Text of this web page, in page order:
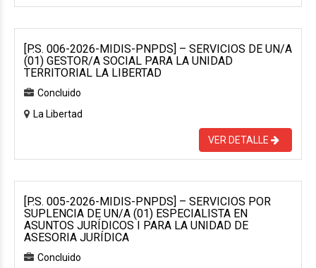
[P.S. 006-2026-MIDIS-PNPDS] – SERVICIOS DE UN/A
(01) GESTOR/A SOCIAL PARA LA UNIDAD
TERRITORIAL LA LIBERTAD
Concluido
La Libertad
VER DETALLE
[P.S. 005-2026-MIDIS-PNPDS] – SERVICIOS POR
SUPLENCIA DE UN/A (01) ESPECIALISTA EN
ASUNTOS JURÍDICOS I PARA LA UNIDAD DE
ASESORIA JURÍDICA
Concluido